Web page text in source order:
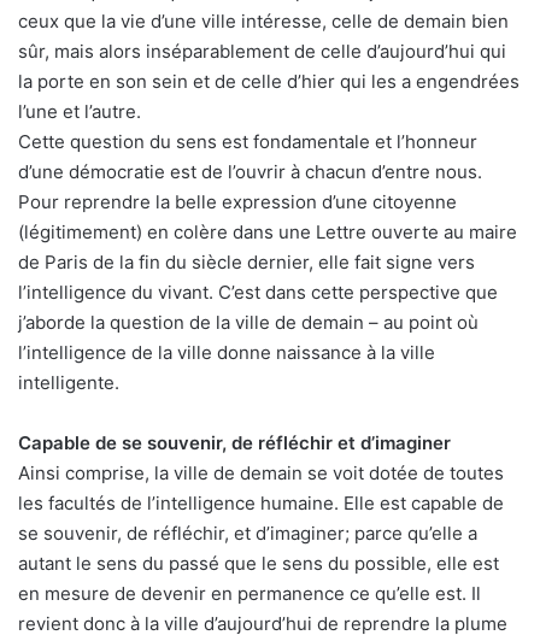
ceux que la vie d’une ville intéresse, celle de demain bien
sûr, mais alors inséparablement de celle d’aujourd’hui qui
la porte en son sein et de celle d’hier qui les a engendrées
l’une et l’autre.
Cette question du sens est fondamentale et l’honneur
d’une démocratie est de l’ouvrir à chacun d’entre nous.
Pour reprendre la belle expression d’une citoyenne
(légitimement) en colère dans une Lettre ouverte au maire
de Paris de la fin du siècle dernier, elle fait signe vers
l’intelligence du vivant. C’est dans cette perspective que
j’aborde la question de la ville de demain – au point où
l’intelligence de la ville donne naissance à la ville
intelligente.
Capable de se souvenir, de réfléchir et d’imaginer
Ainsi comprise, la ville de demain se voit dotée de toutes
les facultés de l’intelligence humaine. Elle est capable de
se souvenir, de réfléchir, et d’imaginer; parce qu’elle a
autant le sens du passé que le sens du possible, elle est
en mesure de devenir en permanence ce qu’elle est. Il
revient donc à la ville d’aujourd’hui de reprendre la plume